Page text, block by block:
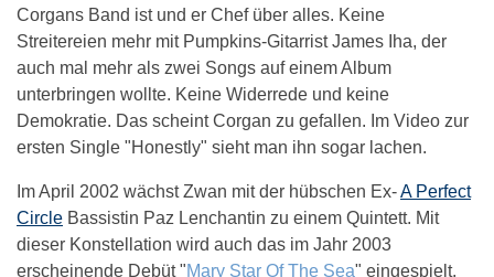
Corgans Band ist und er Chef über alles. Keine
Streitereien mehr mit Pumpkins-Gitarrist James Iha, der
auch mal mehr als zwei Songs auf einem Album
unterbringen wollte. Keine Widerrede und keine
Demokratie. Das scheint Corgan zu gefallen. Im Video zur
ersten Single "Honestly" sieht man ihn sogar lachen.
Im April 2002 wächst Zwan mit der hübschen Ex-A Perfect
Circle Bassistin Paz Lenchantin zu einem Quintett. Mit
dieser Konstellation wird auch das im Jahr 2003
erscheinende Debüt "Mary Star Of The Sea" eingespielt.